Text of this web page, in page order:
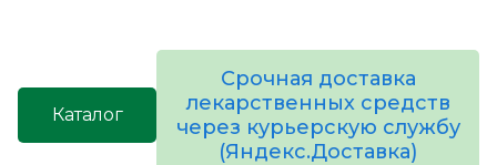
Каталог
Срочная доставка
лекарственных средств
через курьерскую службу
(Яндекс.Доставка)